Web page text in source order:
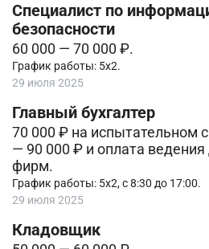
Специалист по
безопасности
60 000 — 70 000 ₽.
График работы: 5х2.
29 июля 2025
Главный бухгалтер
70 000 ₽ на испытательном
— 90 000 ₽ и оплата
фирм.
График работы: 5х2, с 8:30 до 17:00.
29 июля 2025
Кладовщик